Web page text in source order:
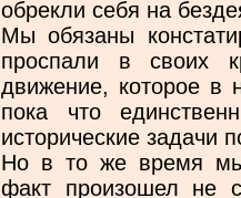
обрекли себя на
Мы обязаны
проспали в своих
движение, которое в
пока что
исторические задачи
Но в то же время мы
факт про­изошел не